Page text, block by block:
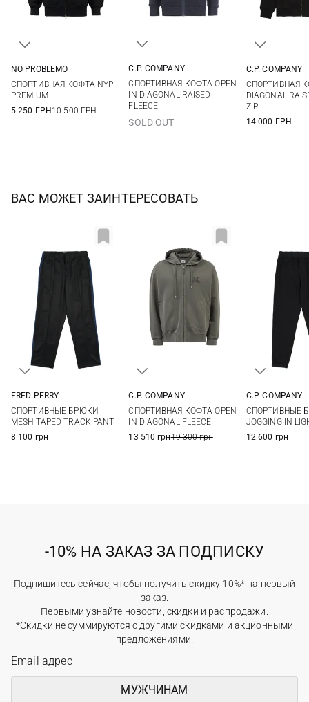
NO PROBLEMO
СПОРТИВНАЯ КОФТА NYP
PREMIUM
5 250 ГРН10 500 ГРН
XXL
C.P. COMPANY
СПОРТИВНАЯ КОФТА OPEN
IN DIAGONAL RAISED
FLEECE
SOLD OUT
XXL
3XL
C.P. COMPANY
СПОРТИВНАЯ
DIAGONAL
ZIP
14 000 ГРН
ВАС МОЖЕТ ЗАИНТЕРЕСОВАТЬ
FRED PERRY
СПОРТИВНЫЕ БРЮКИ
MESH TAPED TRACK PANT
8 100 грн
C.P. COMPANY
СПОРТИВНАЯ КОФТА OPEN
IN DIAGONAL FLEECE
13 510 грн19 300 грн
C.P. COMPANY
СПОРТИВНЫЕ
JOGGING IN
12 600 грн
-10% НА ЗАКАЗ ЗА ПОДПИСКУ
Подпишитесь сейчас, чтобы получить скидку 10%* на первый
заказ.
Первыми узнайте новости, скидки и распродажи.
*Скидки не суммируются с другими скидками и акционными
предложениями.
МУЖЧИНАМ